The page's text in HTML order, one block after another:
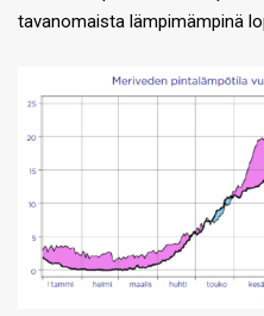
tavanomaista lämpimämpinä